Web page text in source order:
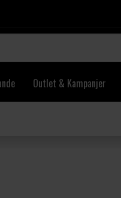
Outlet & Kampanjer